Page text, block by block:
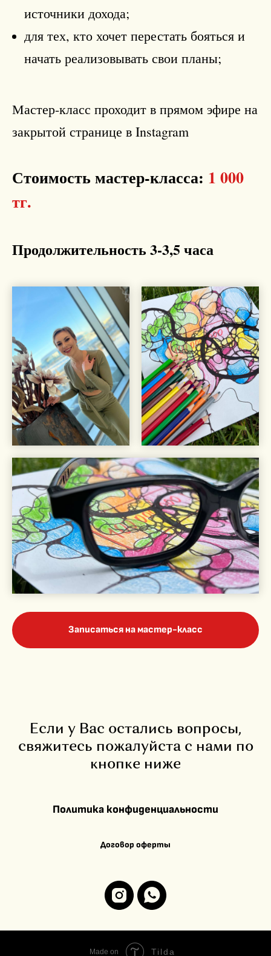
источники дохода;
для тех, кто хочет перестать бояться и
начать реализовывать свои планы;
Мастер-класс проходит в прямом эфире на
закрытой странице в Instagram
Стоимость мастер-класса: 1 000
тг.
Продолжительность 3-3,5 часа
Записаться на мастер-класс
Если у Вас остались вопросы,
свяжитесь пожалуйста с нами по
кнопке ниже
Политика конфиденциальности
Договор оферты
Made on Tilda